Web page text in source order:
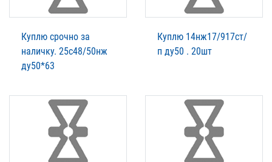
Куплю срочно за
наличку. 25с48/50нж
ду50*63
Куплю 14нж17/917ст/
п ду50 . 20шт